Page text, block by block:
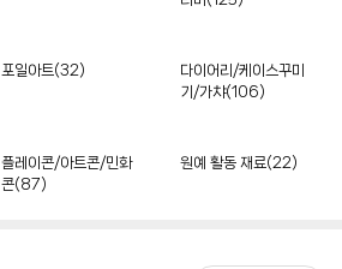
포일아트(32)
다이어리/케이스꾸미
기/가챠(106)
플레이콘/아트콘/민화
콘(87)
원예 활동 재료(22)